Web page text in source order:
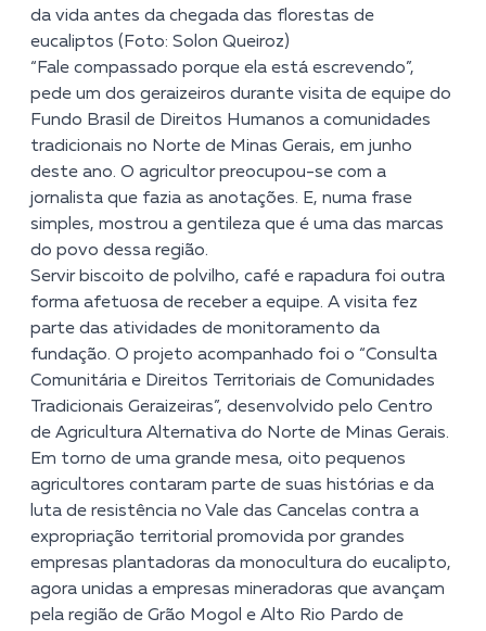
da vida antes da chegada das florestas de
eucaliptos (Foto: Solon Queiroz)
“Fale compassado porque ela está escrevendo”,
pede um dos geraizeiros durante visita de equipe do
Fundo Brasil de Direitos Humanos a comunidades
tradicionais no Norte de Minas Gerais, em junho
deste ano. O agricultor preocupou-se com a
jornalista que fazia as anotações. E, numa frase
simples, mostrou a gentileza que é uma das marcas
do povo dessa região.
Servir biscoito de polvilho, café e rapadura foi outra
forma afetuosa de receber a equipe. A visita fez
parte das atividades de monitoramento da
fundação. O projeto acompanhado foi o “Consulta
Comunitária e Direitos Territoriais de Comunidades
Tradicionais Geraizeiras”, desenvolvido pelo Centro
de Agricultura Alternativa do Norte de Minas Gerais.
Em torno de uma grande mesa, oito pequenos
agricultores contaram parte de suas histórias e da
luta de resistência no Vale das Cancelas contra a
expropriação territorial promovida por grandes
empresas plantadoras da monocultura do eucalipto,
agora unidas a empresas mineradoras que avançam
pela região de Grão Mogol e Alto Rio Pardo de